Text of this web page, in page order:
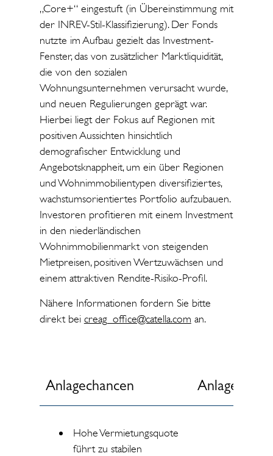
„Core+“ eingestuft (in Übereinstimmung mit
der INREV-Stil-Klassifizierung). Der Fonds
nutzte im Aufbau gezielt das Investment-
Fenster, das von zusätzlicher Marktliquidität,
die von den sozialen
Wohnungsunternehmen verursacht wurde,
und neuen Regulierungen geprägt war.
Hierbei liegt der Fokus auf Regionen mit
positiven Aussichten hinsichtlich
demografischer Entwicklung und
Angebotsknappheit, um ein über Regionen
und Wohnimmobilientypen diversifiziertes,
wachstumsorientiertes Portfolio aufzubauen.
Investoren profitieren mit einem Investment
in den niederländischen
Wohnimmobilienmarkt von steigenden
Mietpreisen, positiven Wertzuwächsen und
einem attraktiven Rendite-Risiko-Profil.
Nähere Informationen fordern Sie bitte
direkt bei creag_office@catella.com an.
Anlagechancen
Hohe Vermietungsquote
führt zu stabilen